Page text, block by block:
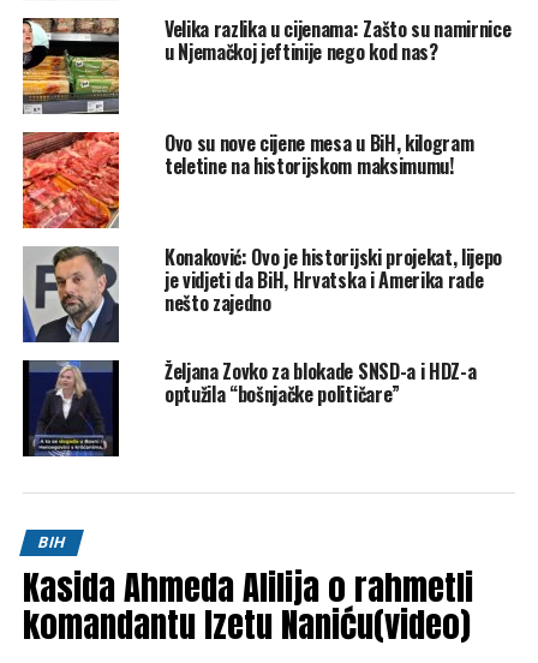
Serdarovu mogao bi se
Dok institucije šute, otvara se niz ključnih pitanja:
– Ko je odlučio da obaveze entiteta preuzme država?
– Zašto niko nije odgovarao za ignorisanje tužbi i
upozorenja?
– I ko će se prvi namiriti kada milioni legnu na račun?
Ostaje gorak ukus u ustima građana – ruskom oligarhu
milioni,Sloveniji arbitraža, a državi ceh .
Ovo je priča o tome kako je
mreža postala simbol političkog kriminala, gdje se
odgovornost prebacuje kao ping-pong loptica, a šteta se
mjeri novcem koji će, naravno, na kraju platiti građani.
Share
Tweet Share
Velika razlika u cijenama: Zašto su namirnice
u Njemačkoj jeftinije nego kod nas?
Ovo su nove cijene mesa u BiH, kilogram
teletine na historijskom maksimumu!
Konaković: Ovo je historijski projekat, lijepo
je vidjeti da BiH, Hrvatska i Amerika rade
nešto zajedno
Željana Zovko za blokade SNSD-a i HDZ-a
optužila “bošnjačke političare”
BIH
Kasida Ahmeda Alilija o rahmetli
komandantu Izetu Naniću(video)